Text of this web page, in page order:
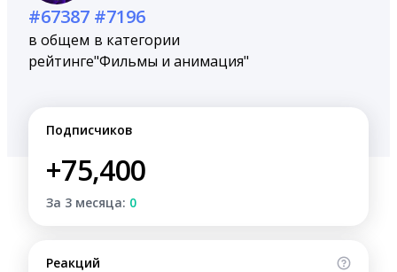
#67387
в общем
рейтинге
#7196
в категории
"Фильмы и анимация"
Подписчиков
+75,400
За 3 месяца: 0
Реакций